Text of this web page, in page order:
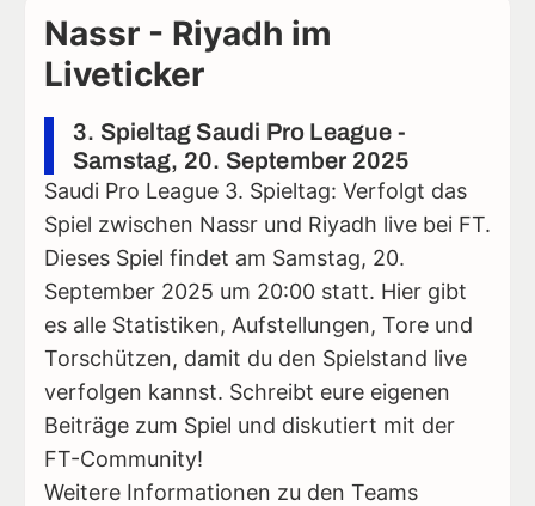
Nassr - Riyadh im
Liveticker
3. Spieltag Saudi Pro League -
Samstag, 20. September 2025
Saudi Pro League 3. Spieltag: Verfolgt das
Spiel zwischen Nassr und Riyadh live bei FT.
Dieses Spiel findet am Samstag, 20.
September 2025 um 20:00 statt. Hier gibt
es alle Statistiken, Aufstellungen, Tore und
Torschützen, damit du den Spielstand live
verfolgen kannst. Schreibt eure eigenen
Beiträge zum Spiel und diskutiert mit der
FT-Community!
Weitere Informationen zu den Teams